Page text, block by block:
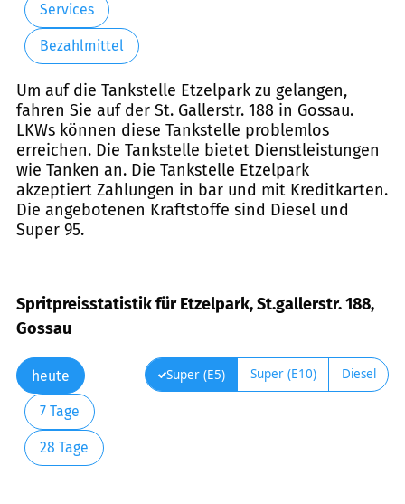
Services
Bezahlmittel
Um auf die Tankstelle Etzelpark zu gelangen,
fahren Sie auf der St. Gallerstr. 188 in Gossau.
LKWs können diese Tankstelle problemlos
erreichen. Die Tankstelle bietet Dienstleistungen
wie Tanken an. Die Tankstelle Etzelpark
akzeptiert Zahlungen in bar und mit Kreditkarten.
Die angebotenen Kraftstoffe sind Diesel und
Super 95.
Spritpreisstatistik für Etzelpark, St.gallerstr. 188,
Gossau
heute
7 Tage
28 Tage
Super (E5) Super (E10) Diesel